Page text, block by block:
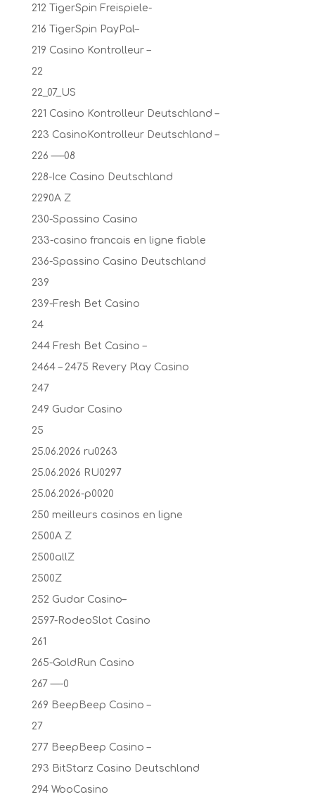
212 TigerSpin Freispiele-
216 TigerSpin PayPal–
219 Casino Kontrolleur –
22
22_07_US
221 Casino Kontrolleur Deutschland –
223 CasinoKontrolleur Deutschland –
226 —–08
228-Ice Casino Deutschland
2290A Z
230-Spassino Casino
233-casino francais en ligne fiable
236-Spassino Casino Deutschland
239
239-Fresh Bet Casino
24
244 Fresh Bet Casino –
2464 – 2475 Revery Play Casino
247
249 Gudar Casino
25
25.06.2026 ru0263
25.06.2026 RU0297
25.06.2026-p0020
250 meilleurs casinos en ligne
2500A Z
2500allZ
2500Z
252 Gudar Casino–
2597-RodeoSlot Casino
261
265-GoldRun Casino
267 —-0
269 BeepBeep Casino –
27
277 BeepBeep Casino –
293 BitStarz Casino Deutschland
294 WooCasino